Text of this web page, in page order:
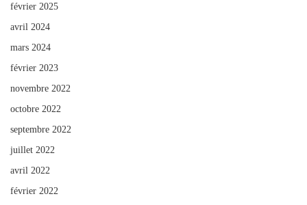
février 2025
avril 2024
mars 2024
février 2023
novembre 2022
octobre 2022
septembre 2022
juillet 2022
avril 2022
février 2022